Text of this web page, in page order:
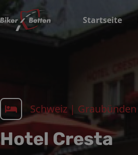
Startseite
Schweiz | Graubünden
Hotel Cresta